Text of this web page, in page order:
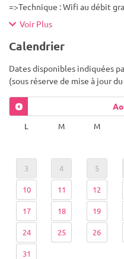
=>Technique : Wifi au débit
Voir Plus
Calendrier
Dates disponibles indiquées
(sous réserve de mise à jour
L M M
3 4 5
10 11 12
17 18 19
24 25 26
31